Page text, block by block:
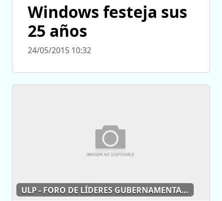
Windows festeja sus
25 años
24/05/2015 10:32
ULP - FORO DE LÍDERES GUBERNAMENTALES DE MICROSOFT